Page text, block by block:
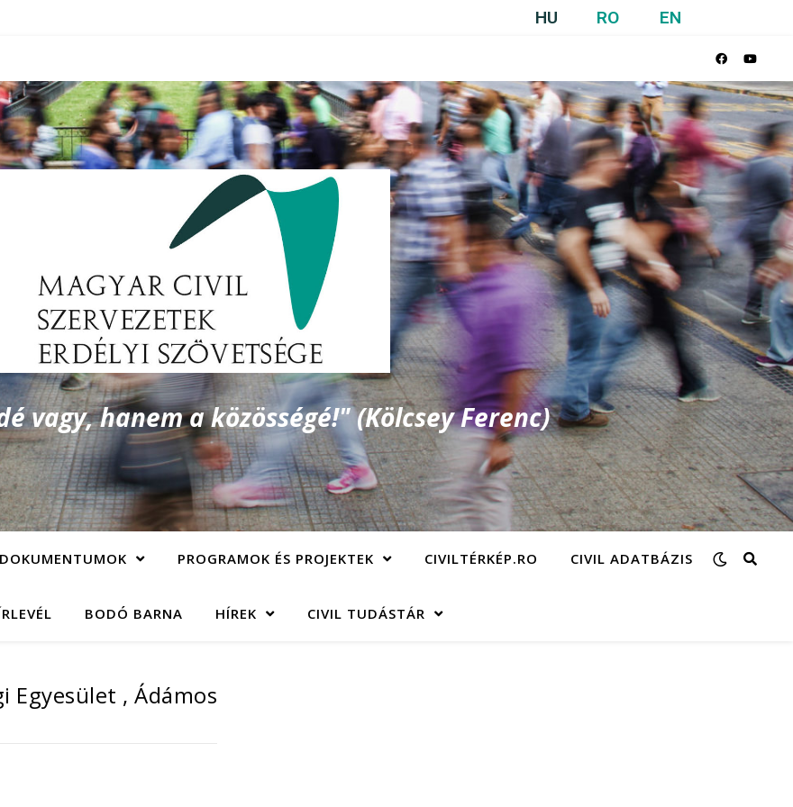
HU RO EN
vagy, hanem a közösségé!" (Kölcsey Ferenc)
DOKUMENTUMOK PROGRAMOK ÉS PROJEKTEK CIVILTÉRKÉP.RO CIVIL ADATBÁZIS
BODÓ BARNA HÍREK CIVIL TUDÁSTÁR
Egyesület , Ádámos